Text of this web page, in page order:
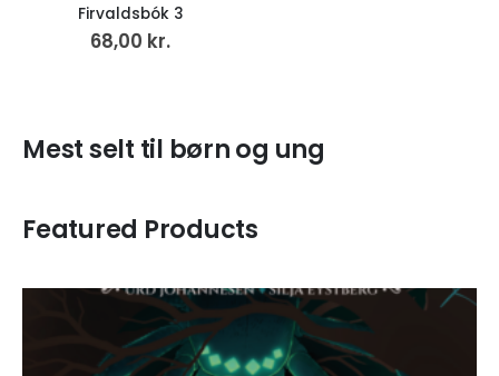
Firvaldsbók 3
68,00 kr.
Mest selt til børn og ung
Featured Products